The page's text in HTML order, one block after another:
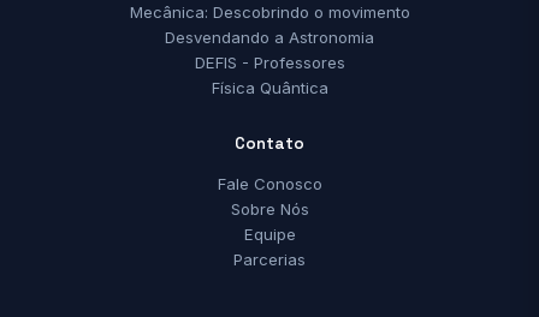
Mecânica: Descobrindo o movimento
Desvendando a Astronomia
DEFIS - Professores
Física Quântica
Contato
Fale Conosco
Sobre Nós
Equipe
Parcerias